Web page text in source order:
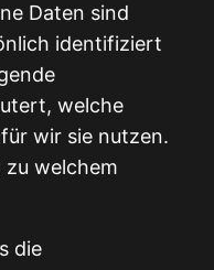
Daten sind
identifiziert
welche
wir sie nutzen.
zu welchem
die